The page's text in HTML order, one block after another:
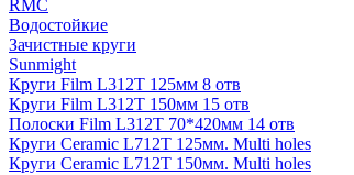
RMC
Водостойкие
Зачистные круги
Sunmight
Круги Film L312T 125мм 8 отв
Круги Film L312T 150мм 15 отв
Полоски Film L312T 70*420мм 14 отв
Круги Ceramic L712T 125мм. Multi holes
Круги Ceramic L712T 150мм. Multi holes